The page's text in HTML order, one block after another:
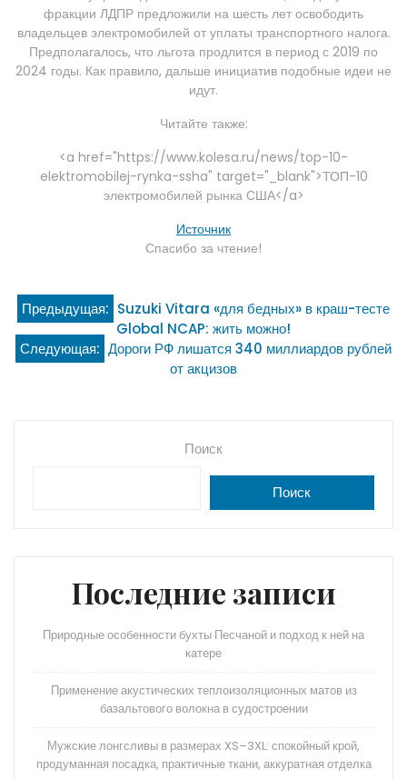
фракции ЛДПР предложили на шесть лет освободить
владельцев электромобилей от уплаты транспортного налога.
Предполагалось, что льгота продлится в период с 2019 по
2024 годы. Как правило, дальше инициатив подобные идеи не
идут.
Читайте также:
<a href="https://www.kolesa.ru/news/top-10-
elektromobilej-rynka-ssha" target="_blank">ТОП-10
электромобилей рынка США</a>
Источник
Спасибо за чтение!
Навигация
по
Предыдущая: Suzuki Vitara «для бедных» в краш-тесте
Global NCAP: жить можно!
Следующая: Дороги РФ лишатся 340 миллиардов рублей
от акцизов
Поиск
Поиск
Последние записи
Природные особенности бухты Песчаной и подход к ней на
катере
Применение акустических теплоизоляционных матов из
базальтового волокна в судостроении
Мужские лонгсливы в размерах XS–3XL: спокойный крой,
продуманная посадка, практичные ткани, аккуратная отделка